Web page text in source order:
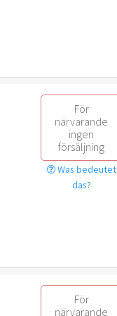
För
närvarande
ingen
försäljning
Was bedeutet
das?
För
närvarande